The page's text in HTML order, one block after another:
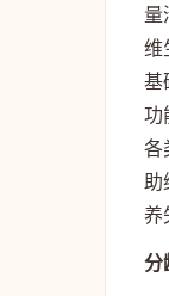
量
维
基
功
各
助
养
分